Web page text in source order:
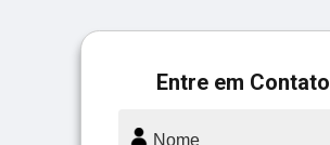
Entre em Contato